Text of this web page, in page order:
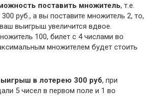
поставить множитель, т.е.
руб., а вы поставите множитель 2, то,
выигрыш увеличится вдвое.
100, билет с 4 числами во
множителем будет стоить
в лотерею 300 руб, при
5 чисел в первом поле и 1 во